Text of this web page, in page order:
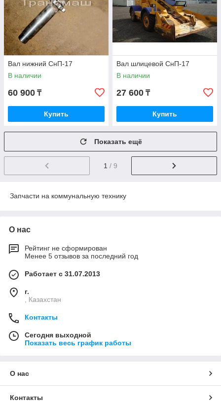
Вал нижний СнП-17
В наличии
60 900 ₸
Купить
Вал шлицевой СнП-17
В наличии
27 600 ₸
Купить
Показать ещё
1 / 9
Запчасти на коммунальную технику
О нас
Рейтинг не сформирован
Менее 5 отзывов за последний год
Работает с 31.07.2013
г.
, Казахстан
Контакты
Сегодня выходной
Показать весь график работы
О нас
Контакты